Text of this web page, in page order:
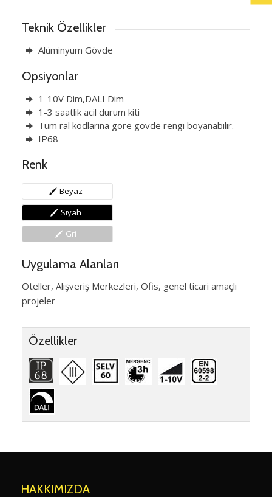
Teknik Özellikler
Alüminyum Gövde
Opsiyonlar
1-10V Dim,DALI Dim
1-3 saatlik acil durum kiti
Tüm ral kodlarına göre gövde rengi boyanabilir.
IP68
Renk
Beyaz
Siyah
Gri
Uygulama Alanları
Oteller, Alışveriş Merkezleri, Ofis, genel ticari amaçlı
projeler
Özellikler
HAKKIMIZDA